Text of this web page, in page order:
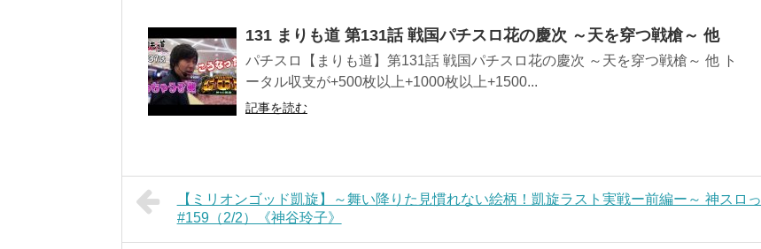
131 まりも道 第131話 戦国パチスロ花の慶次 ～天を穿つ戦槍～ 他
パチスロ【まりも道】第131話 戦国パチスロ花の慶次 ～天を穿つ戦槍～ 他 ト
ータル収支が+500枚以上+1000枚以上+1500...
記事を読む
【ミリオンゴッド凱旋】～舞い降りた見慣れない絵柄！凱旋ラスト実戦ー前編ー～ 神スロっ
#159（2/2）《神谷玲子》